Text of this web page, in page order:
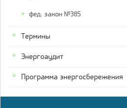
фед. закон №385
Термины
Энергоаудит
Программа энергосбережения